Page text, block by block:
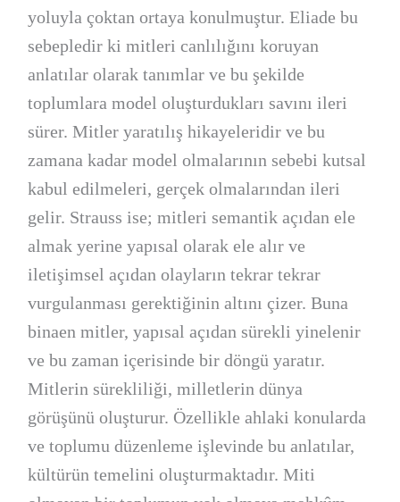
yoluyla çoktan ortaya konulmuştur. Eliade bu
sebepledir ki mitleri canlılığını koruyan
anlatılar olarak tanımlar ve bu şekilde
toplumlara model oluşturdukları savını ileri
sürer. Mitler yaratılış hikayeleridir ve bu
zamana kadar model olmalarının sebebi kutsal
kabul edilmeleri, gerçek olmalarından ileri
gelir. Strauss ise; mitleri semantik açıdan ele
almak yerine yapısal olarak ele alır ve
iletişimsel açıdan olayların tekrar tekrar
vurgulanması gerektiğinin altını çizer. Buna
binaen mitler, yapısal açıdan sürekli yinelenir
ve bu zaman içerisinde bir döngü yaratır.
Mitlerin sürekliliği, milletlerin dünya
görüşünü oluşturur. Özellikle ahlaki konularda
ve toplumu düzenleme işlevinde bu anlatılar,
kültürün temelini oluşturmaktadır. Miti